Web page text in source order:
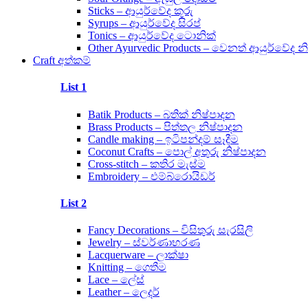
Sticks – ආයුර්වේද කූරු
Syrups – ආයුර්වේද සිරප්
Tonics – ආයුර්වේද ටොනික්
Other Ayurvedic Products – වෙනත් ආයුර්වේද
Craft අත්කම්
List 1
Batik Products – බතික් නිෂ්පාදන
Brass Products – පිත්තල නිෂ්පාදන
Candle making – ඉටිපන්දම් සෑදීම
Coconut Crafts – පොල් අතුරු නිෂ්පාදන
Cross-stitch – කතිර මැස්ම
Embroidery – එම්බ්රොයිඩර්
List 2
Fancy Decorations – විසිතුරු සැරසිලි
Jewelry – ස්වර්ණාභරණ
Lacquerware – ලාක්ෂා
Knitting – ගෙතීම
Lace – ලේස්
Leather – ලෙදර්